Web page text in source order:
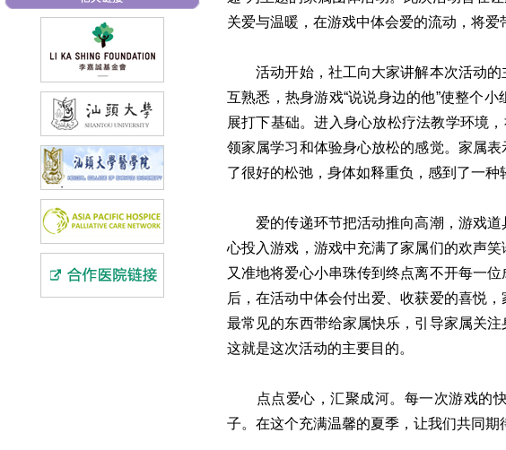
关爱与温暖，在游戏中体会爱的流动，将爱
活动开始，社工向大家讲解本次活动
互熟悉，热身游戏“说说身边的他”使整个
展打下基础。进入身心放松疗法教学环境
领家属学习和体验身心放松的感觉。家属
了很好的松弛，身体如释重负，感到了一种
爱的传递环节把活动推向高潮，游戏
心投入游戏，游戏中充满了家属们的欢声
又准地将爱心小串珠传到终点离不开每一
后，在活动中体会付出爱、收获爱的喜悦
最常见的东西带给家属快乐，引导家属关
这就是这次活动的主要目的。
点点爱心，汇聚成河。每一次游戏的
子。在这个充满温馨的夏季，让我们共同期